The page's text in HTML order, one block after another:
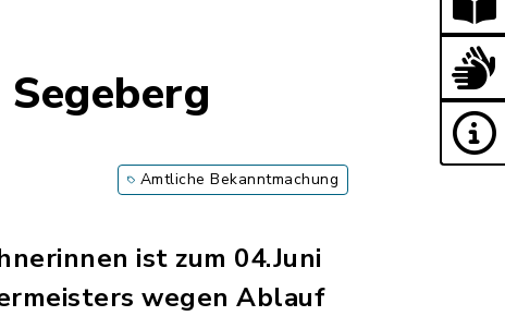
Amtliche Bekanntmachung
ist zum 04.Juni
wegen Ablauf